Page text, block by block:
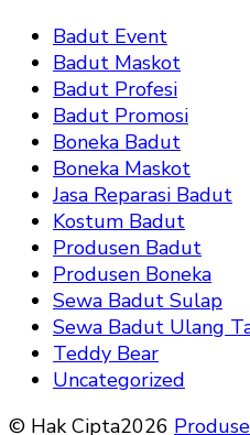
Badut Event
Badut Maskot
Badut Profesi
Badut Promosi
Boneka Badut
Boneka Maskot
Jasa Reparasi Badut
Kostum Badut
Produsen Badut
Produsen Boneka
Sewa Badut Sulap
Sewa Badut Ulang
Teddy Bear
Uncategorized
© Hak Cipta2026